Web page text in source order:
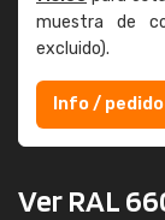
muestra de
excluido).
Info / pedido
Ver RAL